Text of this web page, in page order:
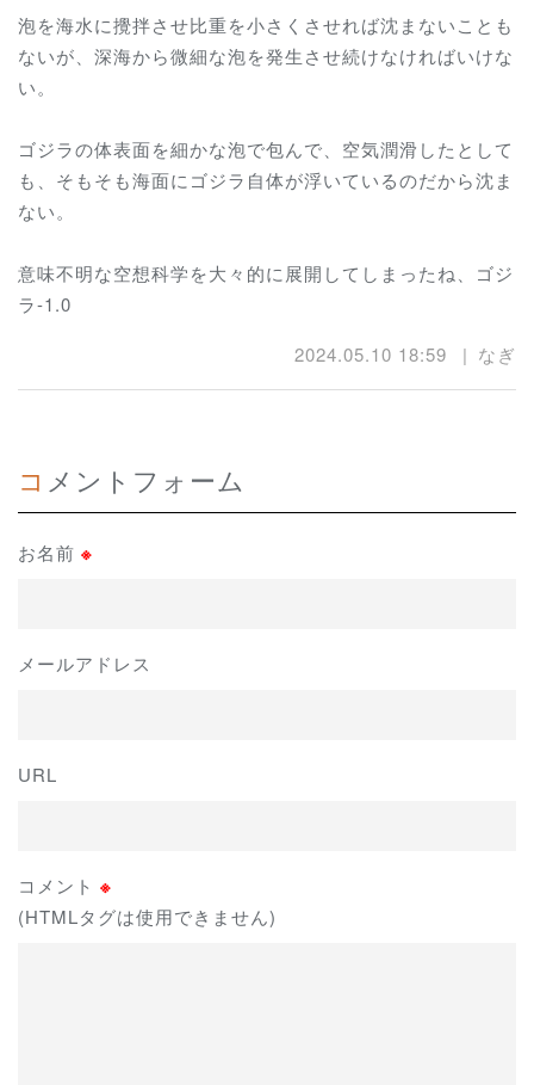
泡を海水に攪拌させ比重を小さくさせれば沈まないことも
ないが、深海から微細な泡を発生させ続けなければいけな
い。
ゴジラの体表面を細かな泡で包んで、空気潤滑したとして
も、そもそも海面にゴジラ自体が浮いているのだから沈ま
ない。
意味不明な空想科学を大々的に展開してしまったね、ゴジ
ラ-1.0
2024.05.10 18:59
なぎ
コメントフォーム
お名前 ※
メールアドレス
URL
コメント ※
(HTMLタグは使用できません)